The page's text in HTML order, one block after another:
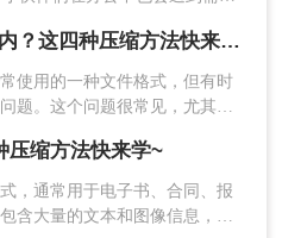
；
“删除”，然后选择要删除
景等）；
。
的元素可能会影响PDF
因此，在编辑和保存
大小和文件完整性之间的
速上手，有需要的朋友们千万
怎么把pdf压缩到20m以内？这四种压缩方法快来学~
使用的一种文件格式，但有时
题。这个问题很常见，尤其是
过长的问题。在这篇文章中，
到20m以内的方法。
压缩方法快来学~
，通常用于电子书、合同、报
含大量的文本和图像信息，因